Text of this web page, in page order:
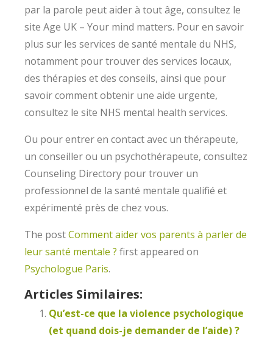
par la parole peut aider à tout âge, consultez le
site Age UK – Your mind matters. Pour en savoir
plus sur les services de santé mentale du NHS,
notamment pour trouver des services locaux,
des thérapies et des conseils, ainsi que pour
savoir comment obtenir une aide urgente,
consultez le site NHS mental health services.
Ou pour entrer en contact avec un thérapeute,
un conseiller ou un psychothérapeute, consultez
Counseling Directory pour trouver un
professionnel de la santé mentale qualifié et
expérimenté près de chez vous.
The postComment aider vos parents à parler de
leur santé mentale ? first appeared on
Psychologue Paris.
Articles Similaires:
Qu’est-ce que la violence psychologique
(et quand dois-je demander de l’aide) ?